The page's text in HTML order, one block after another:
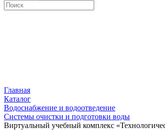
Главная
Каталог
Водоснабжение и водоотведение
Системы очистки и подготовки воды
Виртуальный учебный комплекс